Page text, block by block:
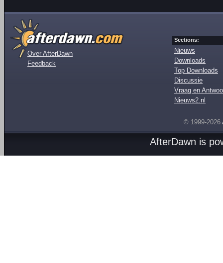
Over AfterDawn
Feedback
Sections:
Nieuws
Downloads
Top Downloads
Discussie
Vraag en
Nieuws2.nl
© 1999-2026
AfterDawn is